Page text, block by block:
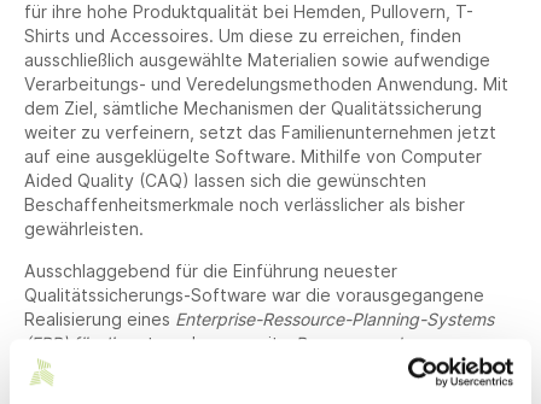
für ihre hohe Produktqualität bei Hemden, Pullovern, T-
Shirts und Accessoires. Um diese zu erreichen, finden
ausschließlich ausgewählte Materialien sowie aufwendige
Verarbeitungs- und Veredelungsmethoden Anwendung. Mit
dem Ziel, sämtliche Mechanismen der Qualitätssicherung
weiter zu verfeinern, setzt das Familienunternehmen jetzt
auf eine ausgeklügelte Software. Mithilfe von Computer
Aided Quality (CAQ) lassen sich die gewünschten
Beschaffenheitsmerkmale noch verlässlicher als bisher
gewährleisten.
Ausschlaggebend für die Einführung neuester
Qualitätssicherungs-Software war die vorausgegangene
Realisierung eines Enterprise-Ressource-Planning-Systems
(ERP) für die
unternehmensweite Ressourcenplanung
Hierdurch haben sich neue Möglichkeiten eröffnet, das
Qualitätsmanagement ebenfalls auf die nächste Stufe zu